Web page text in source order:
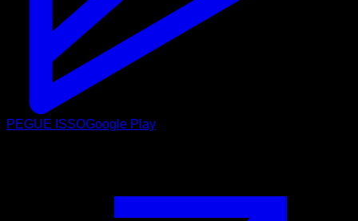
PEGUE ISSOGoogle Play